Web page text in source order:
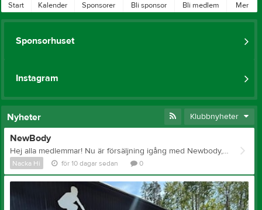
Start Kalender Sponsorer Bli sponsor Bli medlem Mer
Sponsorhuset
Instagram
Nyheter Klubbnyheter
NewBody
Hej alla medlemmar! Nu är försäljning igång med Newbody, vi måste vara minst 11 säljare för att försäljningen ska bli godkänd. Via den här länken nedan startar du upp ett konto, sedan kopierar du länken som du kan skicka till familj, vänner och bekanta. Länken: https://portal.newbodyfamily.com/reg/THAPTNF?ut=1_208 Vi hoppas att alla försöker sälja så många produkter som möjligt. De 3 personer som sålt mest efter avslutad försäljning kommer få varsin biobiljett. Har ni frågor kring försäljning så skickar ni ett mail till kansliet på kansli@nackahi.se
Nacka Hi för 10 dagar sedan 0